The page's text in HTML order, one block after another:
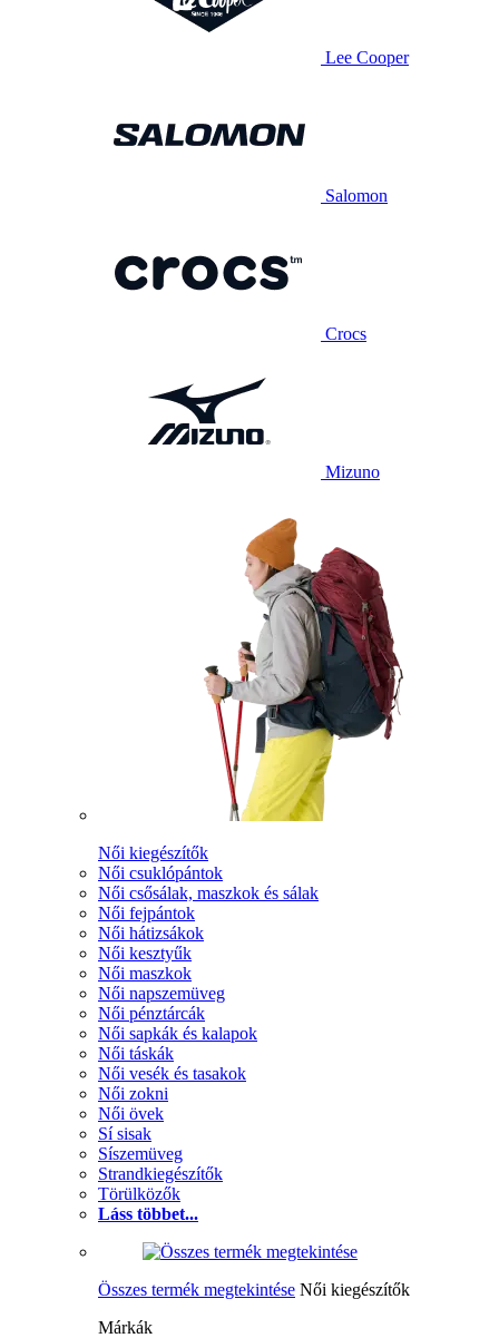
Lee Cooper
Salomon
Crocs
Mizuno
Női kiegészítők
Női csuklópántok
Női csősálak, maszkok és sálak
Női fejpántok
Női hátizsákok
Női kesztyűk
Női maszkok
Női napszemüveg
Női pénztárcák
Női sapkák és kalapok
Női táskák
Női vesék és tasakok
Női zokni
Női övek
Sí sisak
Síszemüveg
Strandkiegészítők
Törülközők
Láss többet...
Összes termék megtekintése Női kiegészítők
Márkák